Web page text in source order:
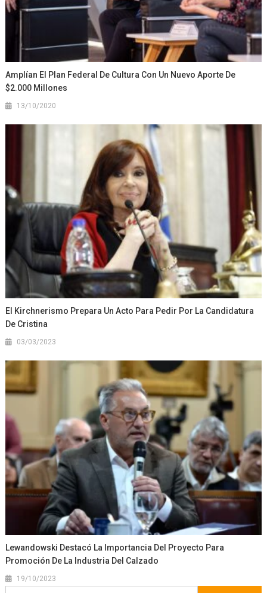
Amplían El Plan Federal De Cultura Con Un Nuevo Aporte De
$2.000 Millones
13/10/2020
El Kirchnerismo Prepara Un Acto Para Pedir Por La Candidatura
De Cristina
03/03/2023
Lewandowski Destacó La Importancia Del Proyecto Para
Promoción De La Industria Del Calzado
19/10/2023